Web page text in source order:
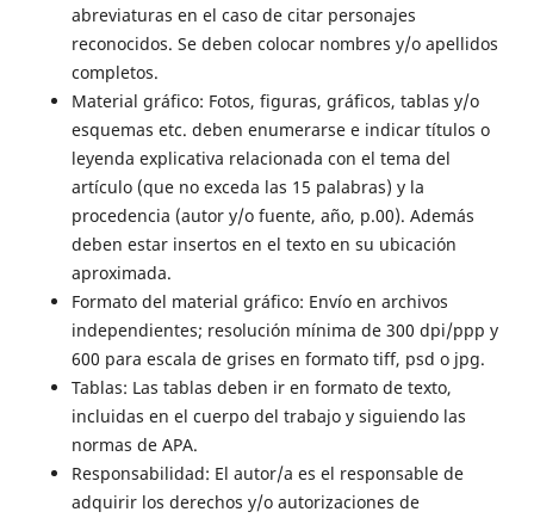
abreviaturas en el caso de citar personajes
reconocidos. Se deben colocar nombres y/o apellidos
completos.
Material gráfico: Fotos, figuras, gráficos, tablas y/o
esquemas etc. deben enumerarse e indicar títulos o
leyenda explicativa relacionada con el tema del
artículo (que no exceda las 15 palabras) y la
procedencia (autor y/o fuente, año, p.00). Además
deben estar insertos en el texto en su ubicación
aproximada.
Formato del material gráfico: Envío en archivos
independientes; resolución mínima de 300 dpi/ppp y
600 para escala de grises en formato tiff, psd o jpg.
Tablas: Las tablas deben ir en formato de texto,
incluidas en el cuerpo del trabajo y siguiendo las
normas de APA.
Responsabilidad: El autor/a es el responsable de
adquirir los derechos y/o autorizaciones de